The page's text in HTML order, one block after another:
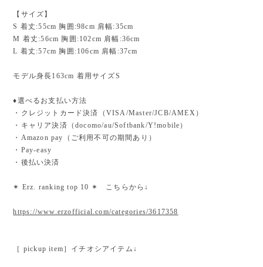
【サイズ】
S 着丈:55cm 胸囲:98cm 肩幅:35cm
M 着丈:56cm 胸囲:102cm 肩幅:36cm
L 着丈:57cm 胸囲:106cm 肩幅:37cm
モデル身長163cm 着用サイズS
♦︎選べるお支払い方法
・クレジットカード決済（VISA/Master/JCB/AMEX）
・キャリア決済（docomo/au/Softbank/Y!mobile）
・Amazon pay（ご利用不可の期間あり）
・Pay-easy
・後払い決済
✴︎ Erz. ranking top 10 ✴︎ こちらから↓
https://www.erzofficial.com/categories/3617358
［ pickup item］イチオシアイテム↓